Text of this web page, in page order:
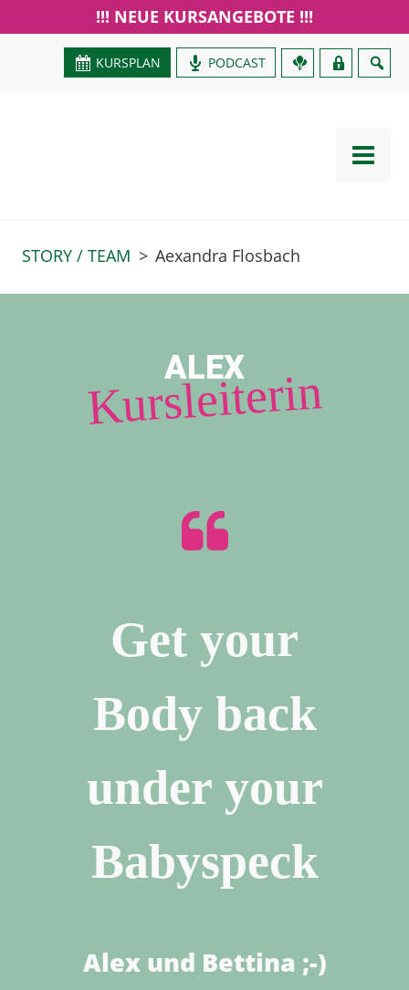
!!! NEUE KURSANGEBOTE !!!
KURSPLAN PODCAST GUTSCHEIN
STORY / TEAM > Aexandra Flosbach
ALEX
Kursleiterin
Get your
Body back
under your
Babyspeck
Alex und Bettina ;-)